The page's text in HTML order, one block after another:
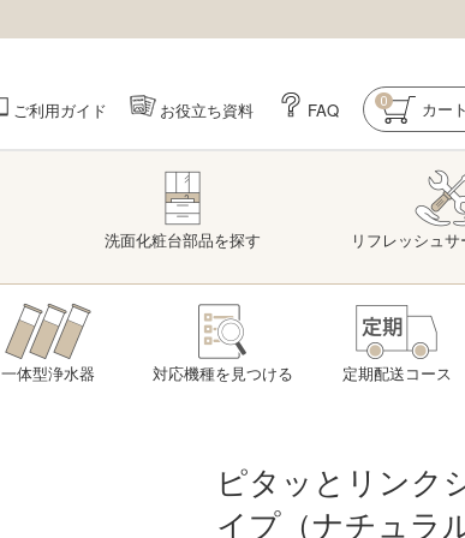
ご利用ガイド お役立ち資料 FAQ カート
0
洗面化粧台部品を探す リフレッシュサ
一体型浄水器 対応機種を見つける 定期配送コース
ピタッとリンク
イプ（ナチュラ